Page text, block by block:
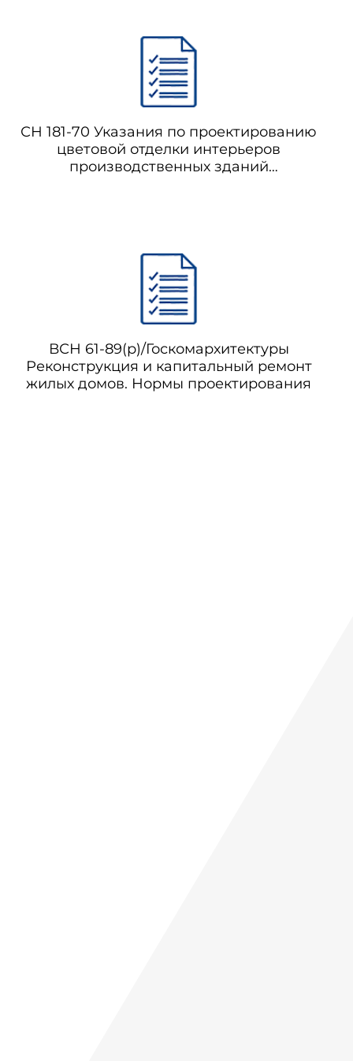
СН 181-70 Указания по проектированию
цветовой отделки интерьеров
производственных зданий
ВСН 61-89(р)/Госкомархитектуры
Реконструкция и капитальный ремонт
жилых домов. Нормы проектирования